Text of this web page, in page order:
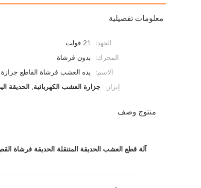
معلومات تفصيلية
الجهد: 21 فولت
المحرك: بدون فرشاة
الاسم: يده العشب فرشاة القاطع جزازة
إبراز: جزارة العشب الكهربائية, الحديقة
منتوج وصف
آلة قطع العشب الحديقة المتنقلة الحديقة فرشاة